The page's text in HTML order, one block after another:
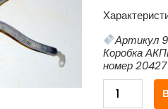
Артикул
Коробка
номер
Количество
товара